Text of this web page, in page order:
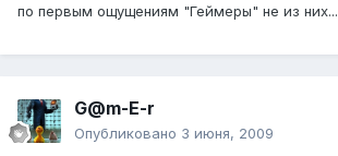
по первым ощущениям "Геймеры" не из них...
G@m-E-r
Опубликовано 3 июня, 2009